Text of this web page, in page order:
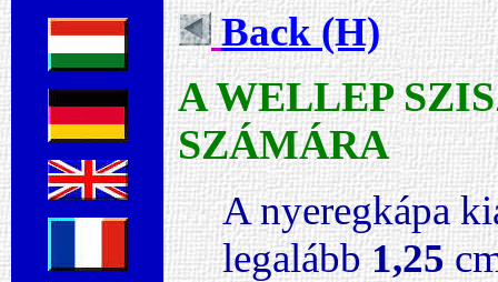
Back (H)
A WELLEP
SZÁMÁRA
A nyeregkápa
legalább1,25